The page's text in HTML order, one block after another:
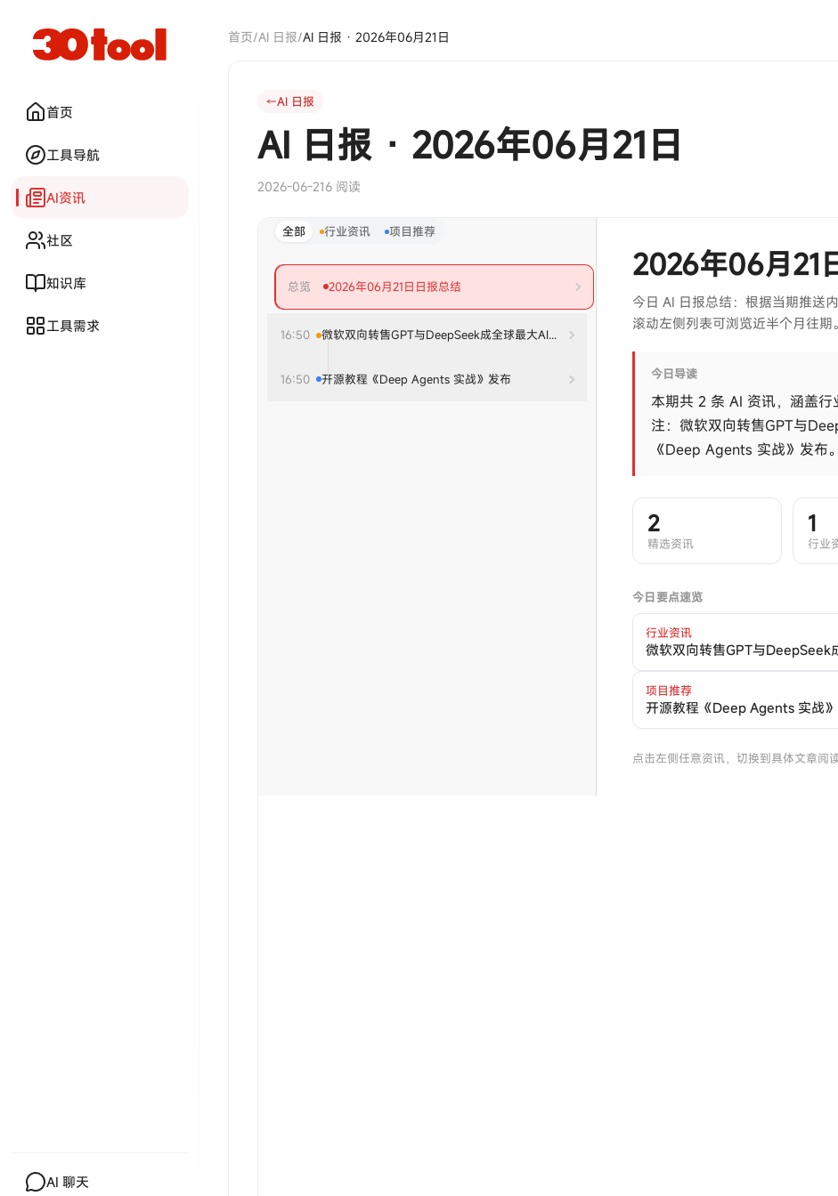
首页
工具导航
AI资讯
社区
知识库
工具需求
AI 聊天
首页/AI 日报/AI 日报 · 2026年06月21日
AI 日报
AI 日报 · 2026年06月21日
2026-06-216 阅读
全部 行业资讯 项目推荐
总览 2026年06月21日日报总结
16:50 微软双向转售GPT与DeepSeek成全球最大AI中间商
16:50 开源教程《Deep Agents 实战》发布
2026年06月21
今日 AI 日报总结：根据当期推送
滚动左侧列表可浏览近半个月往期。
今日导读
本期共 2 条 AI 资讯，涵盖行
注：微软双向转售GPT与
《Deep Agents 实战》发布。
2
精选资讯
1
行业
今日要点速览
行业资讯
微软双向转售GPT与DeepSeek
项目推荐
开源教程《Deep Agents 实战
点击左侧任意资讯，切换到具体文章阅读